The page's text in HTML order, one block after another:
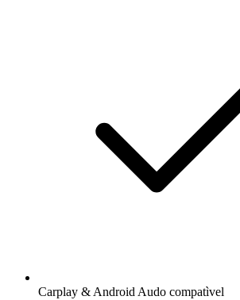
Carplay & Android Audo compatìvel